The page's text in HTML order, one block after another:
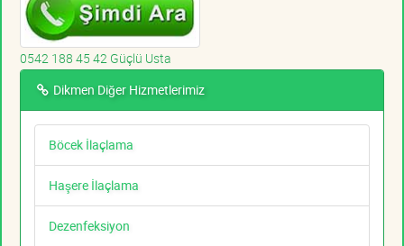
0542 188 45 42 Güçlü Usta
Dikmen Diğer Hizmetlerimiz
Böcek İlaçlama
Haşere İlaçlama
Dezenfeksiyon